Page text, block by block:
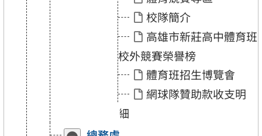
校隊簡介
高雄市新莊高中體育班
校外競賽榮譽榜
體育班招生博覽會
網球隊贊助款收支明
細